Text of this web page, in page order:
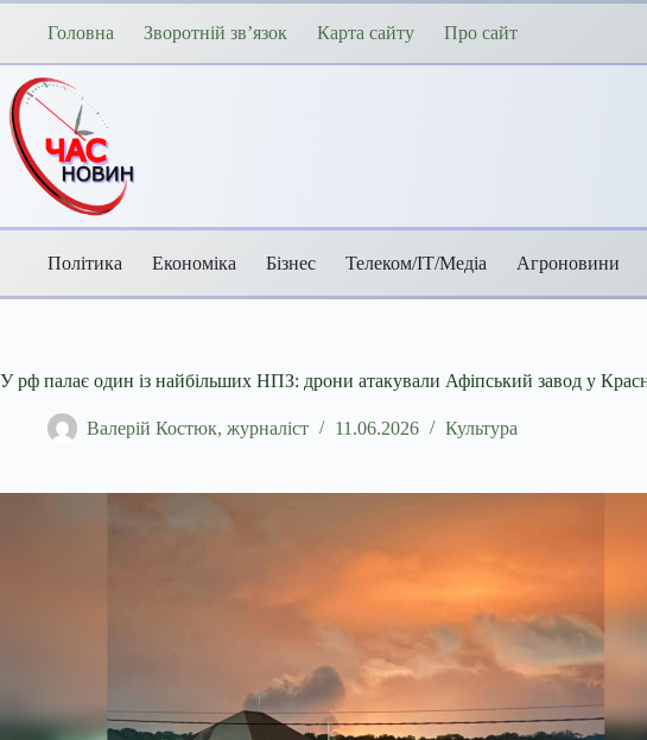
Перейти
Головна Зворотній зв’язок Карта сайту Про сайт
Політика Економіка Бізнес Телеком/ІТ/Медіа Агроновини
У рф палає один із найбільших НПЗ: дрони атакували Афіпський завод у
Валерій Костюк, журналіст 11.06.2026 Культура